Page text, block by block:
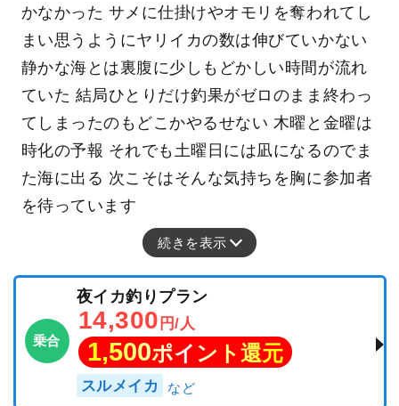
かなかった サメに仕掛けやオモリを奪われてし
まい思うようにヤリイカの数は伸びていかない
静かな海とは裏腹に少しもどかしい時間が流れ
ていた 結局ひとりだけ釣果がゼロのまま終わっ
てしまったのもどこかやるせない 木曜と金曜は
時化の予報 それでも土曜日には凪になるのでま
た海に出る 次こそはそんな気持ちを胸に参加者
を待っています
続きを表示
乗合
夜イカ釣りプラン
14,300 円/人
1,500ポイント還元
スルメイカ